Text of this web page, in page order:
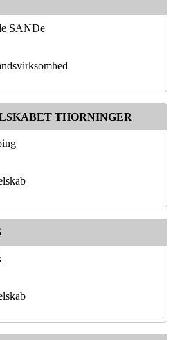
SANDe
THORNINGER